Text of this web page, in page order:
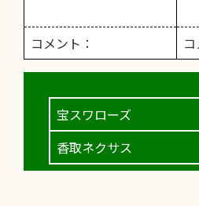
コメント：
宝スワローズ
香取ネクサス